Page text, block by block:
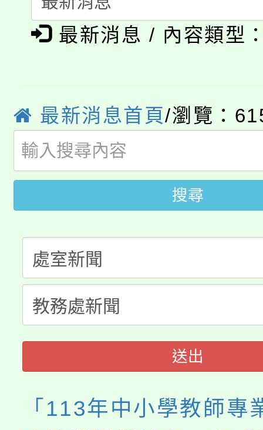
程
「本色祭」8/29、30在
場熱烈登場!
8/21下午1時於龍潭區
局官網。
8月14至27日，桃園電
開!
115年桃園市運動會8/
田徑場及游泳池舉行。
桃園市低收入戶享有免
視費優惠，中低收入戶
者。
大園自造教育及科技
份教師研習
淨零綠生活教案入校路
會
115年食農教育專業人
程
最新消息 / 內容類型
最新消息首頁/瀏覽：
搜尋
送出
「113年中小學教師專